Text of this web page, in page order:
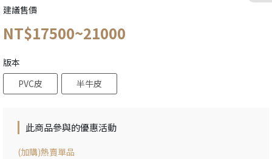
建議售價
NT$17500~21000
版本
PVC皮
半牛皮
此商品參與的優惠活動
(加購)熱賣單品